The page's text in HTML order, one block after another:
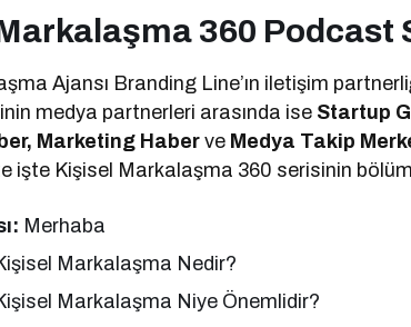
360 Podcast
Ajansı Branding Line’ın iletişim
medya partnerleri arasında ise Startup
Marketing Haber ve Medya Takip
işte Kişisel Markalaşma 360 serisinin bölüm
Merhaba
Markalaşma Nedir?
Markalaşma Niye Önemlidir?